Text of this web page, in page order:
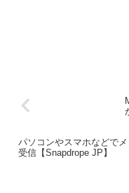
パソコンやスマホなどで
受信【Snapdrope JP】